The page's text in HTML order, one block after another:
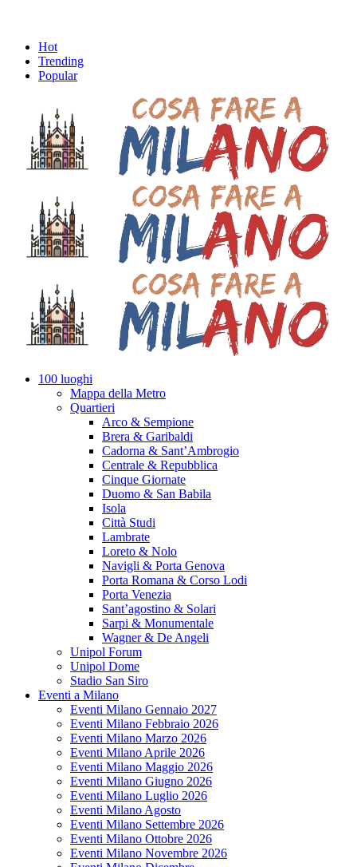
Hot
Trending
Popular
100 luoghi
Mappa della Metro
Quartieri
Arco & Sempione
Brera & Garibaldi
Cadorna & Sant’Ambrogio
Centrale & Repubblica
Cinque Giornate
Duomo & San Babila
Isola
Città Studi
Lambrate
Loreto & Nolo
Navigli & Porta Genova
Porta Romana & Corso Lodi
Porta Venezia
Sant’agostino & Solari
Sarpi & Monumentale
Wagner & De Angeli
Unipol Forum
Unipol Dome
Stadio San Siro
Eventi a Milano
Eventi Milano Gennaio 2027
Eventi Milano Febbraio 2026
Eventi Milano Marzo 2026
Eventi Milano Aprile 2026
Eventi Milano Maggio 2026
Eventi Milano Giugno 2026
Eventi Milano Luglio 2026
Eventi Milano Agosto
Eventi Milano Settembre 2026
Eventi Milano Ottobre 2026
Eventi Milano Novembre 2026